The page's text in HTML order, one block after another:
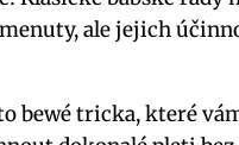
ale jejich
bewé tricka, které